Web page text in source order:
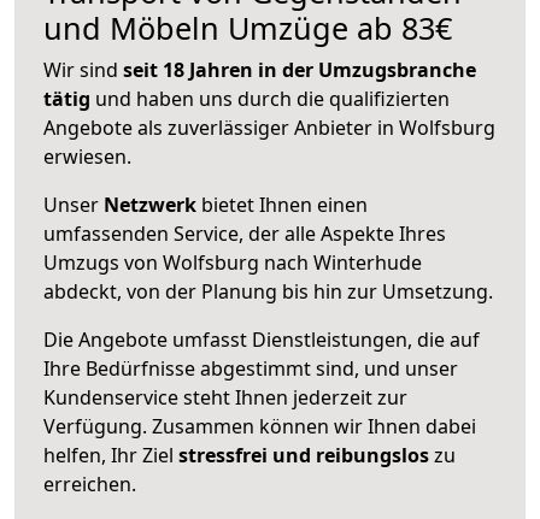
und Möbeln Umzüge ab 83€
Wir sind seit 18 Jahren in der Umzugsbranche
tätig und haben uns durch die qualifizierten
Angebote als zuverlässiger Anbieter in Wolfsburg
erwiesen.
Unser Netzwerk bietet Ihnen einen
umfassenden Service, der alle Aspekte Ihres
Umzugs von Wolfsburg nach Winterhude
abdeckt, von der Planung bis hin zur Umsetzung.
Die Angebote umfasst Dienstleistungen, die auf
Ihre Bedürfnisse abgestimmt sind, und unser
Kundenservice steht Ihnen jederzeit zur
Verfügung. Zusammen können wir Ihnen dabei
helfen, Ihr Ziel stressfrei und reibungsloszu
erreichen.